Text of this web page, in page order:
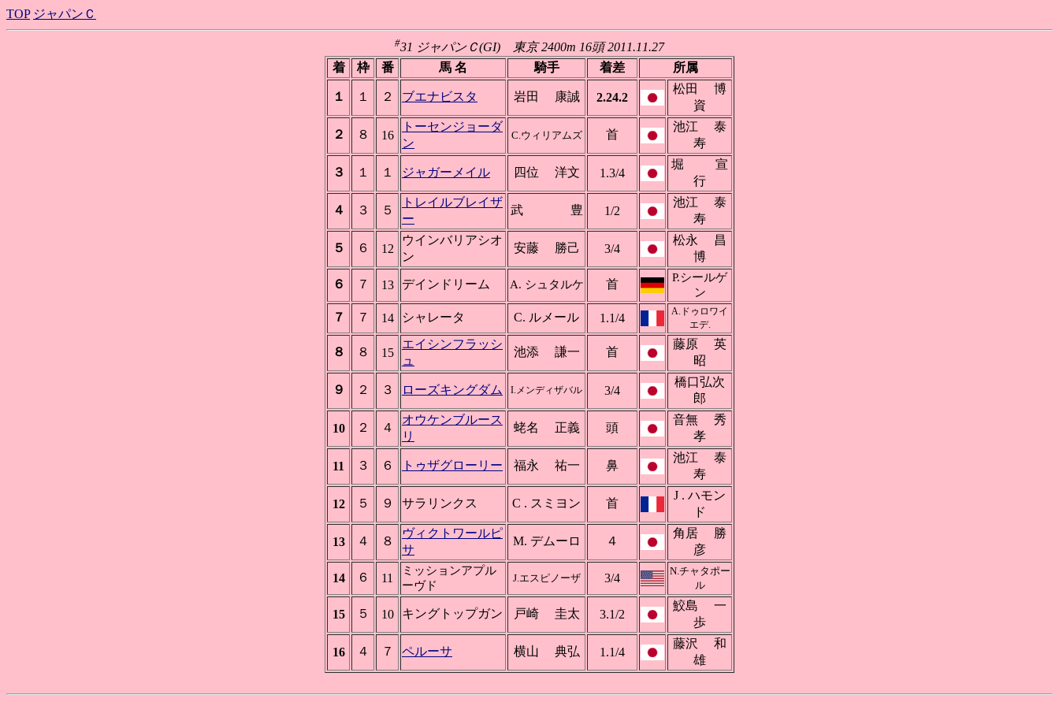
TOP ジャパンＣ
#31 ジャパンＣ(GI) 東京 2400m 16頭 2011.11.27
着
枠 番 馬 名 騎手 着差 所属
１ １ ２ ブエナビスタ 岩田 康誠 2.24.2
松田 博
資
２ ８ 16
トーセンジョーダ
ン
C.ウィリアムズ 首
池江 泰
寿
３ １ １ ジャガーメイル 四位 洋文 1.3/4
堀 宣
行
４ ３ ５
トレイルブレイザ
ー
武 豊 1/2
池江 泰
寿
５ ６ 12
ウインバリアシオ
ン
安藤 勝己 3/4
松永 昌
博
６ ７ 13 デインドリーム A. シュタルケ 首
P.シールゲ
ン
７ ７ 14 シャレータ C. ルメール 1.1/4
A.ドゥロワイ
エデ.
８ ８ 15
エイシンフラッシ
ュ
池添 謙一 首
藤原 英
昭
９ ２ ３ ローズキングダム I.メンディザバル 3/4
橋口弘次
郎
10 ２ ４
オウケンブルース
リ
蛯名 正義 頭
音無 秀
孝
11 ３ ６ トゥザグローリー 福永 祐一 鼻
池江 泰
寿
12 ５ ９ サラリンクス C . スミヨン 首
J . ハモン
ド
13 ４ ８
ヴィクトワールピ
サ
M. デムーロ ４
角居 勝
彦
14 ６ 11
ミッションアプル
ーヴド
J.エスピノーザ 3/4
N.チャタポー
ル
15 ５ 10 キングトップガン 戸崎 圭太 3.1/2
鮫島 一
歩
16 ４ ７ ペルーサ 横山 典弘 1.1/4
藤沢 和
雄